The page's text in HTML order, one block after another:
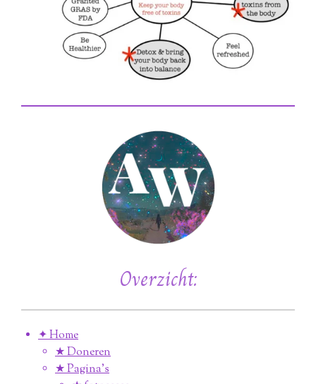
Overzicht:
✦ Home
★ Doneren
★ Pagina’s